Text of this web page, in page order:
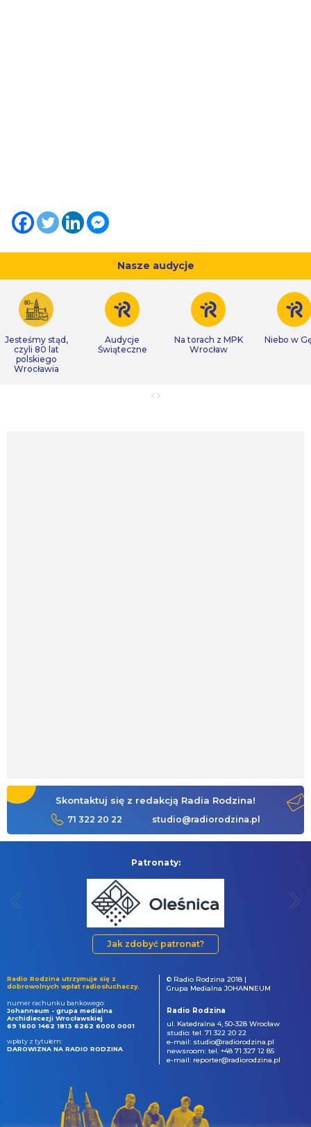
Nasze audycje
Jesteśmy stąd,
czyli 80 lat
polskiego
Wrocławia
Audycje
Świąteczne
Na torach z MPK
Wrocław
Niebo w
Skontaktuj się z redakcją Radia Rodzina!
71 322 20 22 studio@radiorodzina.pl
Patronaty:
Jak zdobyć patronat?
Radio Rodzina utrzymuje się z
dobrowolnych wpłat radiosłuchaczy.
numer rachunku bankowego:
Johanneum - grupa medialna
Archidiecezji Wrocławskiej
69 1600 1462 1813 6262 6000 0001
wpłaty z tytułem:
DAROWIZNA NA RADIO RODZINA
© Radio Rodzina 2018 |
Grupa Medialna JOHANNEUM
Radio Rodzina
ul. Katedralna 4, 50-328 Wrocław
studio: tel. 71 322 20 22
e-mail: studio@radiorodzina.pl
newsroom: tel. +48 71 327 12 85
e-mail: reporter@radiorodzina.pl